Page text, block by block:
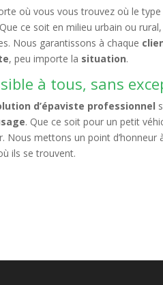
où vous vous trouvez où le type
ce soit en milieu urbain ou
Nous garantissons à chaque
, peu importe la situation.
à tous, sans
d’épaviste professionnel
. Que ce soit pour un petit
Nous mettons un point
ils se trouvent.